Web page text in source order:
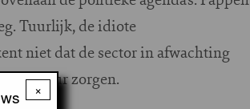
Tuurlijk, de idiote
niet dat de sector in afwachting
huur zorgen.
×